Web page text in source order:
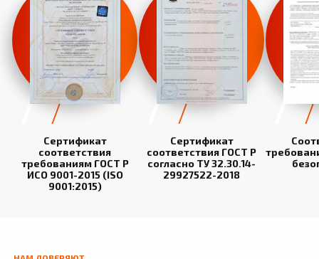
Сертификат
соответствия
требованиям ГОСТ Р
ИСО 9001-2015 (ISO
9001:2015)
Сертификат
соответствия ГОСТ Р
согласно ТУ 32.30.14-
29927522-2018